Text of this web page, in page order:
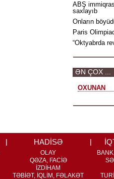
ABŞ
saxlayıb
Onların
Paris
“Oktyabrda
ƏN ÇOX ...
OXUNAN
HADİSƏ
OLAY
QƏZA, FACİƏ
İZDİHAM
TƏBİƏT, İQLİM, FƏLAKƏT